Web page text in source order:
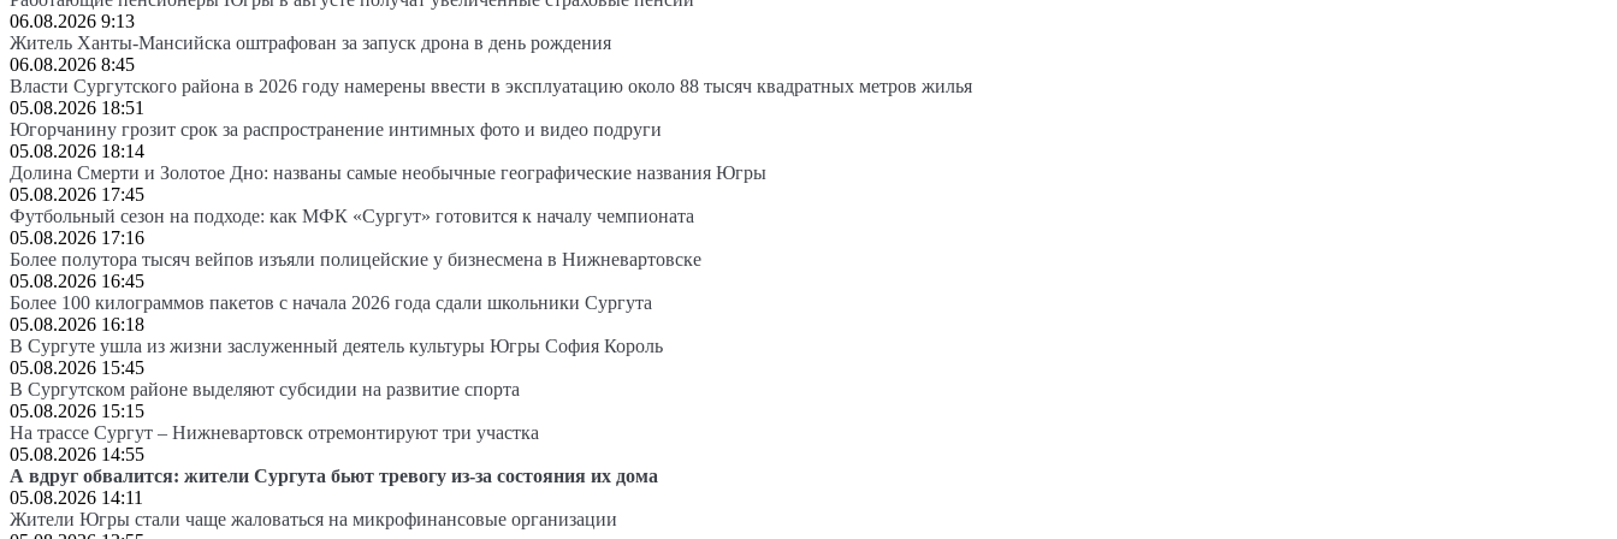
06.08.2026 9:13
Житель Ханты-Мансийска оштрафован за запуск дрона в день рождения
06.08.2026 8:45
Власти Сургутского района в 2026 году намерены ввести в эксплуатацию около 88 тысяч квадратных метров жилья
05.08.2026 18:51
Югорчанину грозит срок за распространение интимных фото и видео подруги
05.08.2026 18:14
Долина Смерти и Золотое Дно: названы самые необычные географические названия Югры
05.08.2026 17:45
Футбольный сезон на подходе: как МФК «Сургут» готовится к началу чемпионата
05.08.2026 17:16
Более полутора тысяч вейпов изъяли полицейские у бизнесмена в Нижневартовске
05.08.2026 16:45
Более 100 килограммов пакетов с начала 2026 года сдали школьники Сургута
05.08.2026 16:18
В Сургуте ушла из жизни заслуженный деятель культуры Югры София Король
05.08.2026 15:45
В Сургутском районе выделяют субсидии на развитие спорта
05.08.2026 15:15
На трассе Сургут – Нижневартовск отремонтируют три участка
05.08.2026 14:55
А вдруг обвалится: жители Сургута бьют тревогу из-за состояния их дома
05.08.2026 14:11
Жители Югры стали чаще жаловаться на микрофинансовые организации